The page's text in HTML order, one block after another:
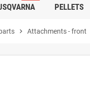
PELLETS
chevron_right Attachments - front